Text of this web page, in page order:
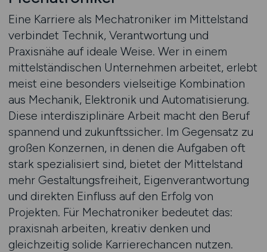
Eine Karriere als Mechatroniker im Mittelstand
verbindet Technik, Verantwortung und
Praxisnähe auf ideale Weise. Wer in einem
mittelständischen Unternehmen arbeitet, erlebt
meist eine besonders vielseitige Kombination
aus Mechanik, Elektronik und Automatisierung.
Diese interdisziplinäre Arbeit macht den Beruf
spannend und zukunftssicher. Im Gegensatz zu
großen Konzernen, in denen die Aufgaben oft
stark spezialisiert sind, bietet der Mittelstand
mehr Gestaltungsfreiheit, Eigenverantwortung
und direkten Einfluss auf den Erfolg von
Projekten. Für Mechatroniker bedeutet das:
praxisnah arbeiten, kreativ denken und
gleichzeitig solide Karrierechancen nutzen.